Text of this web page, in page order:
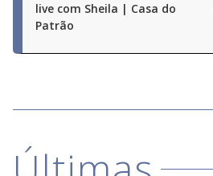
live com Sheila | Casa do
Patrão